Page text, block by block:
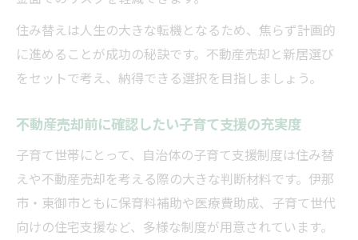
住み替えは人生の大きな転機となるため、焦らず計画的
に進めることが成功の秘訣です。不動産売却と新居選び
をセットで考え、納得できる選択を目指しましょう。
不動産売却前に確認したい子育て支援の充実度
子育て世帯にとって、自治体の子育て支援制度は住み替
えや不動産売却を考える際の大きな判断材料です。伊那
市・東御市ともに保育料補助や医療費助成、子育て世代
向けの住宅支援など、多様な制度が用意されています。